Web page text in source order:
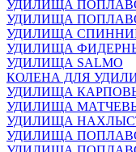
УДИЛИЩА
УДИЛИЩА
УДИЛИЩА
УДИЛИЩА
УДИЛИЩА SALMO
КОЛЕНА ДЛЯ
УДИЛИЩА
УДИЛИЩА
УДИЛИЩА
УДИЛИЩА